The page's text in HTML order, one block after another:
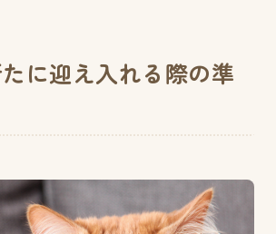
に迎え入れる際の準